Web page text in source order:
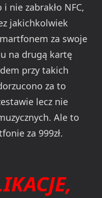
nie zabrakło NFC,
jakichkolwiek
za swoje
na drugą kartę
przy takich
za to
lecz nie
Ale to
za 999zł.